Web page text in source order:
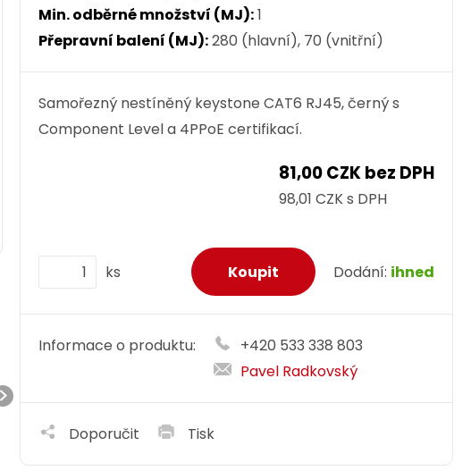
Min. odběrné množství (MJ):1
Přepravní balení (MJ):280 (hlavní), 70 (vnitřní)
Samořezný nestíněný keystone CAT6 RJ45, černý s
Component Level a 4PPoE certifikací.
81,00 CZK bez DPH
98,01 CZK s DPH
ks Dodání: ihned
Informace o produktu:
+420 533 338 803
Pavel Radkovský
Doporučit Tisk